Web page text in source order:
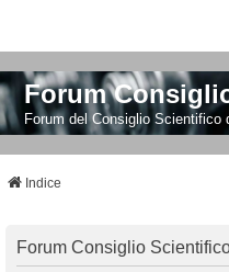
Forum
Forum del Consiglio Scientifico
Indice
Forum Consiglio